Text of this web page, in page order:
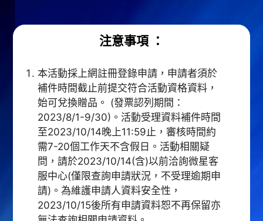
注意事項 ：
本活動採上網註冊登錄申請，申請者須於
補件時間截止前提交符合活動資格資料，
始可兌換贈品。 (發票認列期間：
2023/8/1-9/30)。活動受理資料補件時間
至2023/10/14晚上11:59止，審核時間約
需7-20個工作天不含假日。活動相關疑
問，請於2023/10/14(含)以前洽詢微星客
服中心(僅限查詢申請狀況，不受理逾期申
請)。為維護申請人資料安全性，
2023/10/15後所有申請資料恕不再保留亦